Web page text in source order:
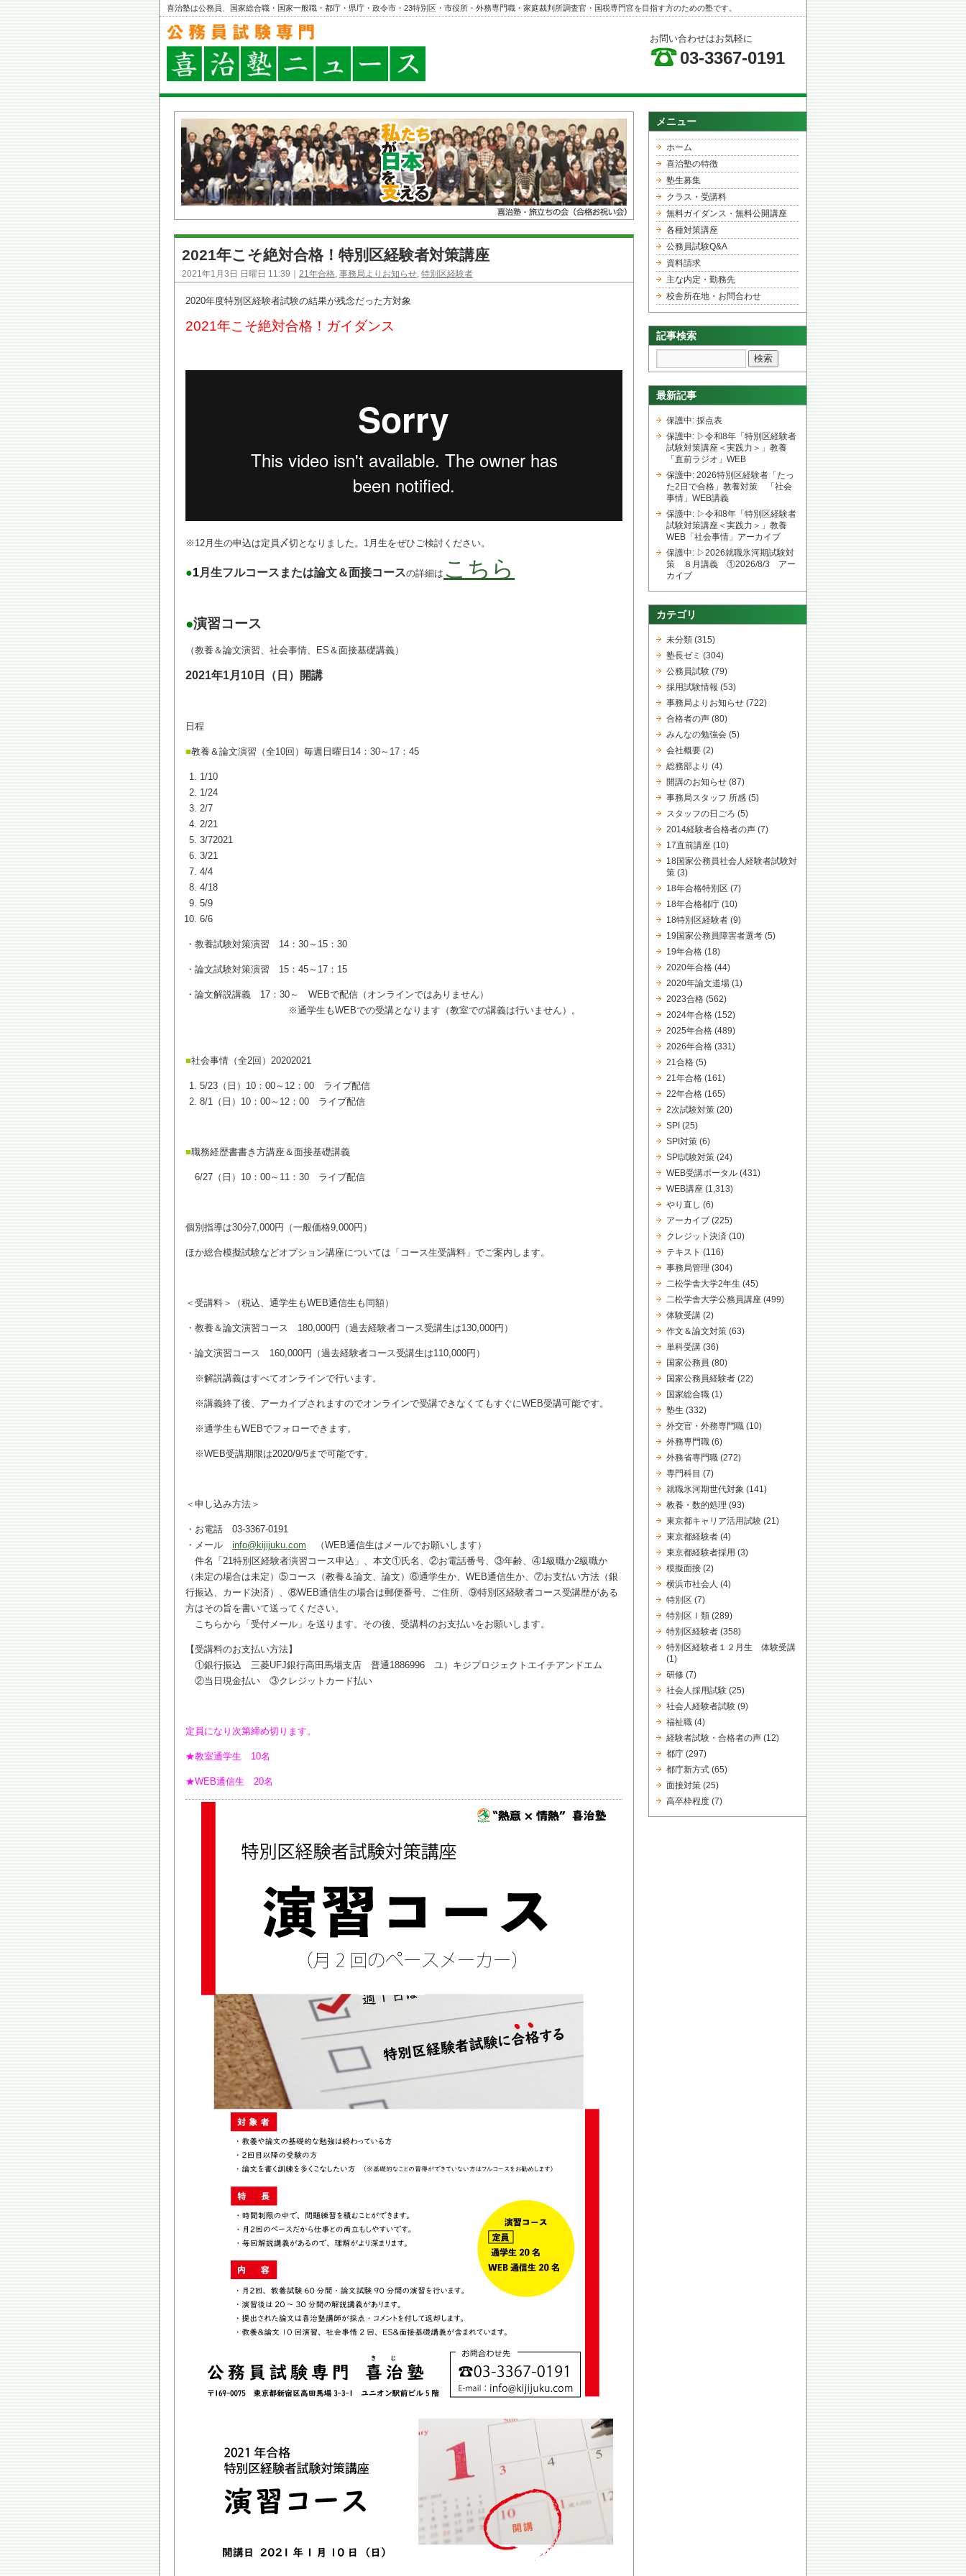
喜治塾は公務員、国家総合職・国家一般職・都庁・県庁・政令市・23特別区・市役所・外務専門職・家庭裁判所調査官・国税専門官を目指す方のための塾です。
お問い合わせはお気軽に
03-3367-0191
2021年こそ絶対合格！特別区経験者対策講座
2021年1月3日 日曜日 11:39｜ 21年合格, 事務局よりお知らせ, 特別区経験者
2020年度特別区経験者試験の結果が残念だった方対象
2021年こそ絶対合格！ガイダンス
※12月生の申込は定員〆切となりました。1月生をぜひご検討ください。
●1月生フルコースまたは論文＆面接コースの詳細は こちら
●演習コース
（教養＆論文演習、社会事情、ES＆面接基礎講義）
2021年1月10日（日）開講
日程
■教養＆論文演習（全10回）毎週日曜日14：30～17：45
1/10
1/24
2/7
2/21
3/72021
3/21
4/4
4/18
5/9
6/6
・教養試験対策演習 14：30～15：30
・論文試験対策演習 15：45～17：15
・論文解説講義 17：30～ WEBで配信（オンラインではありません）
※通学生もWEBでの受講となります（教室での講義は行いません）。
■社会事情（全2回）20202021
5/23（日）10：00～12：00 ライブ配信
8/1（日）10：00～12：00 ライブ配信
■職務経歴書書き方講座＆面接基礎講義
6/27（日）10：00～11：30 ライブ配信
個別指導は30分7,000円（一般価格9,000円）
ほか総合模擬試験などオプション講座については「コース生受講料」でご案内します。
＜受講料＞（税込、通学生もWEB通信生も同額）
・教養＆論文演習コース 180,000円（過去経験者コース受講生は130,000円）
・論文演習コース 160,000円（過去経験者コース受講生は110,000円）
※解説講義はすべてオンラインで行います。
※講義終了後、アーカイブされますのでオンラインで受講できなくてもすぐにWEB受講可能です。
※通学生もWEBでフォローできます。
※WEB受講期限は2020/9/5まで可能です。
＜申し込み方法＞
・お電話 03-3367-0191
・メール info@kijijuku.com （WEB通信生はメールでお願いします）
件名「21特別区経験者演習コース申込」、本文①氏名、②お電話番号、③年齢、④1級職か2級職か
（未定の場合は未定）⑤コース（教養＆論文、論文）⑥通学生か、WEB通信生か、⑦お支払い方法（銀
行振込、カード決済）、⑧WEB通信生の場合は郵便番号、ご住所、⑨特別区経験者コース受講歴がある
方はその旨を書いて送ってください。
こちらから「受付メール」を送ります。その後、受講料のお支払いをお願いします。
【受講料のお支払い方法】
①銀行振込 三菱UFJ銀行高田馬場支店 普通1886996 ユ）キジプロジェクトエイチアンドエム
②当日現金払い ③クレジットカード払い
定員になり次第締め切ります。
★教室通学生 10名
★WEB通信生 20名
メニュー
ホーム
喜治塾の特徴
塾生募集
クラス・受講料
無料ガイダンス・無料公開講座
各種対策講座
公務員試験Q&A
資料請求
主な内定・勤務先
校舎所在地・お問合わせ
記事検索
最新記事
保護中: 採点表
保護中: ▷令和8年「特別区経験者
試験対策講座＜実践力＞」教養
「直前ラジオ」WEB
保護中: 2026特別区経験者「たっ
た2日で合格」教養対策 「社会
事情」WEB講義
保護中: ▷令和8年「特別区経験者
試験対策講座＜実践力＞」教養
WEB「社会事情」アーカイブ
保護中: ▷2026就職氷河期試験対
策 ８月講義 ①2026/8/3 アー
カイブ
カテゴリ
未分類 (315)
塾長ゼミ (304)
公務員試験 (79)
採用試験情報 (53)
事務局よりお知らせ (722)
合格者の声 (80)
みんなの勉強会 (5)
会社概要 (2)
総務部より (4)
開講のお知らせ (87)
事務局スタッフ 所感 (5)
スタッフの日ごろ (5)
2014経験者合格者の声 (7)
17直前講座 (10)
18国家公務員社会人経験者試験対
策 (3)
18年合格特別区 (7)
18年合格都庁 (10)
18特別区経験者 (9)
19国家公務員障害者選考 (5)
19年合格 (18)
2020年合格 (44)
2020年論文道場 (1)
2023合格 (562)
2024年合格 (152)
2025年合格 (489)
2026年合格 (331)
21合格 (5)
21年合格 (161)
22年合格 (165)
2次試験対策 (20)
SPI (25)
SPI対策 (6)
SPI試験対策 (24)
WEB受講ポータル (431)
WEB講座 (1,313)
やり直し (6)
アーカイブ (225)
クレジット決済 (10)
テキスト (116)
事務局管理 (304)
二松学舎大学2年生 (45)
二松学舎大学公務員講座 (499)
体験受講 (2)
作文＆論文対策 (63)
単科受講 (36)
国家公務員 (80)
国家公務員経験者 (22)
国家総合職 (1)
塾生 (332)
外交官・外務専門職 (10)
外務専門職 (6)
外務省専門職 (272)
専門科目 (7)
就職氷河期世代対象 (141)
教養・数的処理 (93)
東京都キャリア活用試験 (21)
東京都経験者 (4)
東京都経験者採用 (3)
模擬面接 (2)
横浜市社会人 (4)
特別区 (7)
特別区Ⅰ類 (289)
特別区経験者 (358)
特別区経験者１２月生 体験受講
(1)
研修 (7)
社会人採用試験 (25)
社会人経験者試験 (9)
福祉職 (4)
経験者試験・合格者の声 (12)
都庁 (297)
都庁新方式 (65)
面接対策 (25)
高卒枠程度 (7)